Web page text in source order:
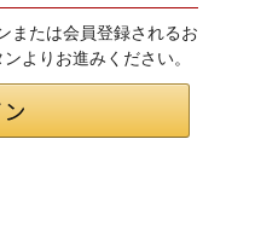
または会員登録されるお
よりお進みください。